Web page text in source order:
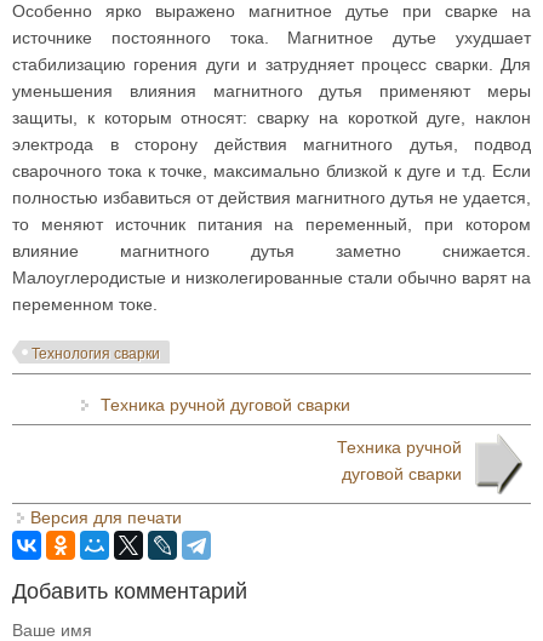
Особенно ярко выражено магнитное дутье при сварке на
источнике постоянного тока. Магнитное дутье ухудшает
стабилизацию горения дуги и затрудняет процесс сварки. Для
уменьшения влияния магнитного дутья применяют меры
защиты, к которым относят: сварку на короткой дуге, наклон
электрода в сторону действия магнитного дутья, подвод
сварочного тока к точке, максимально близкой к дуге и т.д. Если
полностью избавиться от действия магнитного дутья не удается,
то меняют источник питания на переменный, при котором
влияние магнитного дутья заметно снижается.
Малоуглеродистые и низколегированные стали обычно варят на
переменном токе.
Технология сварки
Техника ручной дуговой сварки
Техника ручной
дуговой сварки
Версия для печати
Добавить комментарий
Ваше имя